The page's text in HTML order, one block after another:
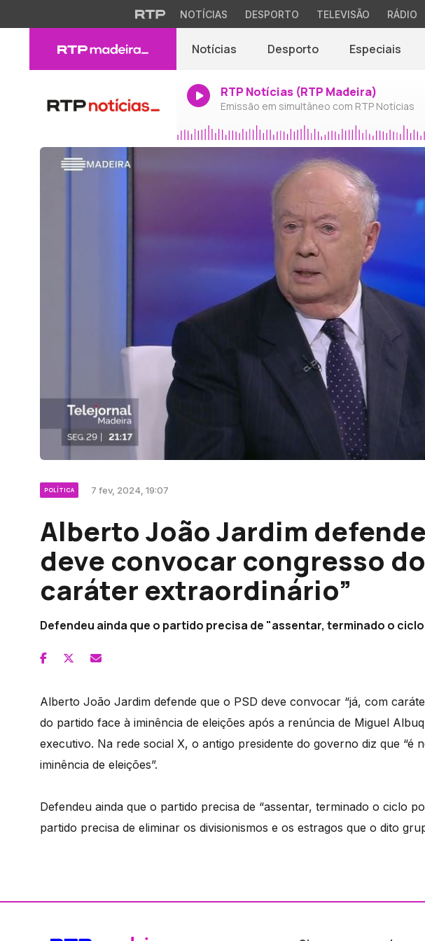
NOTÍCIAS DESPORTO TELEVISÃO RÁDIO
Notícias Desporto Especiais
RTP Notícias (RTP Madeira)
Emissão em simultâneo com RTP Notícias
POLÍTICA 7 fev, 2024, 19:07
Alberto João Jardim
deve convocar congresso
caráter extraordinário”
Defendeu ainda que o partido precisa de "assentar, terminado o
Alberto João Jardim defende que o PSD deve convocar “já, com
do partido face à iminência de eleições após a renúncia de Miguel
executivo. Na rede social X, o antigo presidente do governo diz que “é
iminência de eleições”.
Defendeu ainda que o partido precisa de “assentar, terminado o ciclo
partido precisa de eliminar os divisionismos e os estragos que o dito